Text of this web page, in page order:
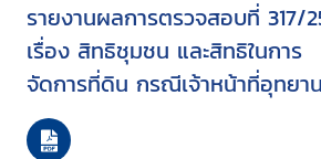
รายงานผลการตรวจสอบที่ 317/
เรื่อง สิทธิชุมชน และสิทธิในการ
จัดการที่ดิน กรณีเจ้าหน้าที่อุทยาน
แห่งชาติแก่งกระจานผลักดันชาว
กะเหรี่ยงดั้งเดิมออกจากบริเวณ